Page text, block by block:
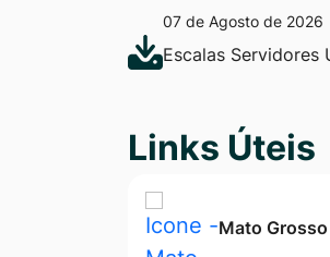
07 de Agosto de 2026
Escalas Servidores
Seção Links ÚteisLinks Úteis
Mato Grosso